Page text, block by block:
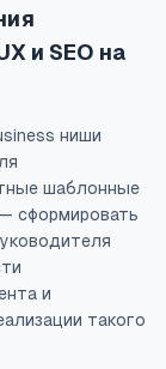
и SEO на
ниши
шаблонные
сформировать
и
такого